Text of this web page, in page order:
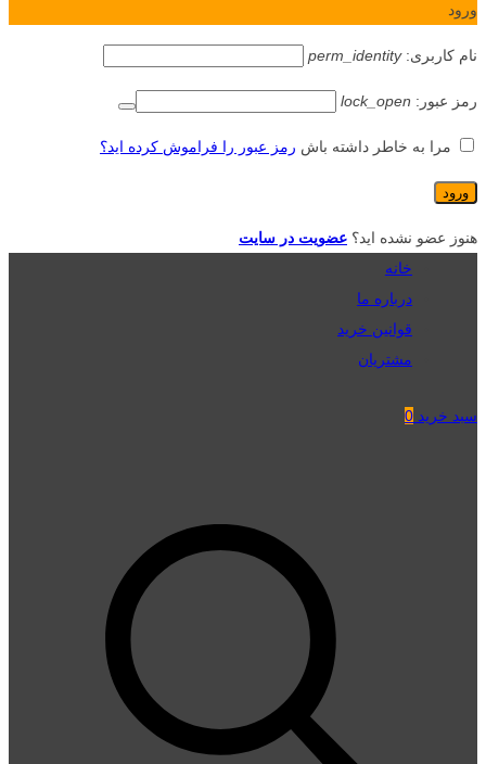
ورود
نام کاربری:perm_identity
رمز عبور: lock_open
مرا به خاطر داشته باش رمز عبور را فراموش کرده اید؟
هنوز عضو نشده اید؟ عضویت در سایت
خانه
درباره ما
قوانین خرید
مشتریان
سبد خرید 0